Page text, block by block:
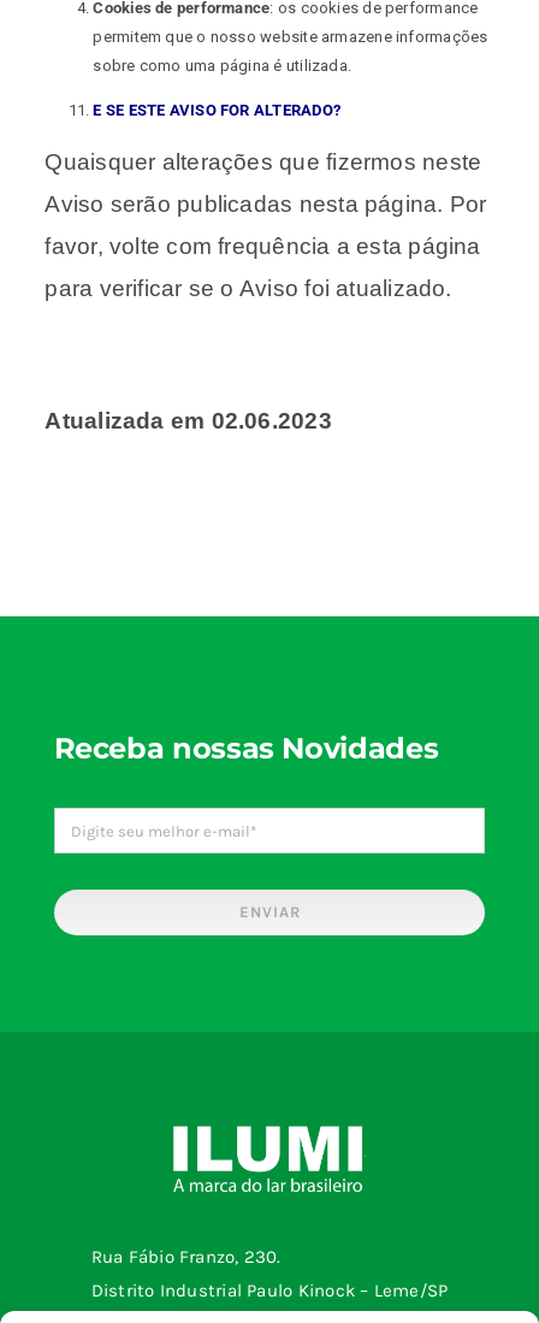
Cookies de performance: os cookies de performance
permitem que o nosso website armazene informações
sobre como uma página é utilizada.
E SE ESTE AVISO FOR ALTERADO?
Quaisquer alterações que fizermos neste
Aviso serão publicadas nesta página. Por
favor, volte com frequência a esta página
para verificar se o Aviso foi atualizado.
Atualizada em 02.06.2023
Receba nossas Novidades
ENVIAR
Rua Fábio Franzo, 230.
Distrito Industrial Paulo Kinock – Leme/SP